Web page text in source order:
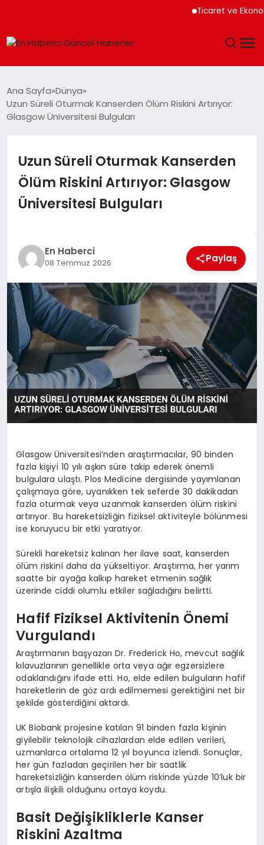
Ticaret ve Ekonomik
TEKNOLOJI
MAGAZIN
EKONOMI
EĞITIM
SIYASET
Ana Sayfa Dünya
Uzun Süreli Oturmak Kanserden Ölüm Riskini Artırıyor:
Glasgow Üniversitesi Bulguları
Uzun Süreli Oturmak Kanserden
Ölüm Riskini Artırıyor: Glasgow
Üniversitesi Bulguları
En Haberci
08 Temmuz 2026 Paylaş
Glasgow Üniversitesi’nden araştırmacılar, 90 binden
fazla kişiyi 10 yılı aşkın süre takip ederek önemli
bulgulara ulaştı. Plos Medicine dergisinde yayımlanan
çalışmaya göre, uyanıkken tek seferde 30 dakikadan
fazla oturmak veya uzanmak kanserden ölüm riskini
artırıyor. Bu hareketsizliğin fiziksel aktiviteyle bölünmesi
ise koruyucu bir etki yaratıyor.
Sürekli hareketsiz kalınan her ilave saat, kanserden
ölüm riskini daha da yükseltiyor. Araştırma, her yarım
saatte bir ayağa kalkıp hareket etmenin sağlık
üzerinde ciddi olumlu etkiler sağladığını belirtti.
Hafif Fiziksel Aktivitenin Önemi
Vurgulandı
Araştırmanın başyazarı Dr. Frederick Ho, mevcut sağlık
kılavuzlarının genellikle orta veya ağır egzersizlere
odaklandığını ifade etti. Ho, elde edilen bulguların hafif
hareketlerin de göz ardı edilmemesi gerektiğini net bir
şekilde gösterdiğini aktardı.
UK Biobank projesine katılan 91 binden fazla kişinin
giyilebilir teknolojik cihazlardan elde edilen verileri,
uzmanlarca ortalama 12 yıl boyunca izlendi. Sonuçlar,
her gün fazladan geçirilen her bir saatlik
hareketsizliğin kanserden ölüm riskinde yüzde 10’luk bir
artışla ilişkili olduğunu ortaya koydu.
Basit Değişikliklerle Kanser
Riskini Azaltma